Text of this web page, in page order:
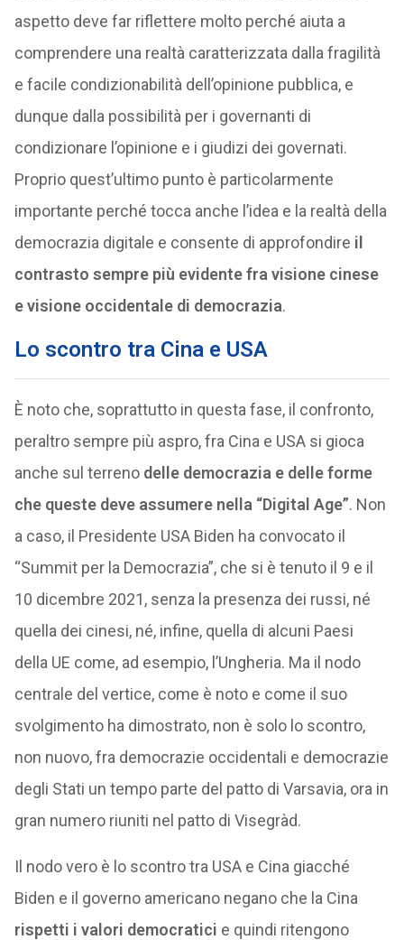
aspetto deve far riflettere molto perché aiuta a
comprendere una realtà caratterizzata dalla fragilità
e facile condizionabilità dell’opinione pubblica, e
dunque dalla possibilità per i governanti di
condizionare l’opinione e i giudizi dei governati.
Proprio quest’ultimo punto è particolarmente
importante perché tocca anche l’idea e la realtà della
democrazia digitale e consente di approfondire il
contrasto sempre più evidente fra visione cinese
e visione occidentale di democrazia.
Lo scontro tra Cina e USA
È noto che, soprattutto in questa fase, il confronto,
peraltro sempre più aspro, fra Cina e USA si gioca
anche sul terreno delle democrazia e delle forme
che queste deve assumere nella “Digital Age”. Non
a caso, il Presidente USA Biden ha convocato il
“Summit per la Democrazia”, che si è tenuto il 9 e il
10 dicembre 2021, senza la presenza dei russi, né
quella dei cinesi, né, infine, quella di alcuni Paesi
della UE come, ad esempio, l’Ungheria. Ma il nodo
centrale del vertice, come è noto e come il suo
svolgimento ha dimostrato, non è solo lo scontro,
non nuovo, fra democrazie occidentali e democrazie
degli Stati un tempo parte del patto di Varsavia, ora in
gran numero riuniti nel patto di Visegràd.
Il nodo vero è lo scontro tra USA e Cina giacché
Biden e il governo americano negano che la Cina
rispetti i valori democratici e quindi ritengono